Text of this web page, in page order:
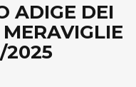
ADIGE DEI
2025